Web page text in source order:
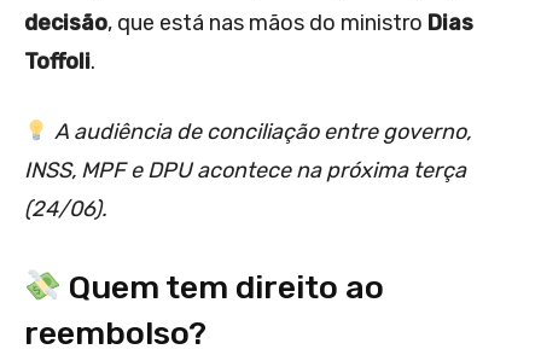
decisão, que está nas mãos do ministro Dias
Toffoli.
A audiência de conciliação entre governo,
INSS, MPF e DPU acontece na próxima terça
(24/06).
Quem tem direito ao
reembolso?